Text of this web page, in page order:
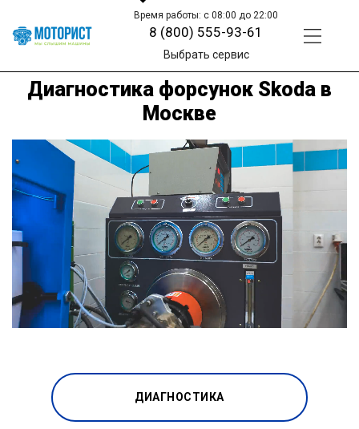
Время работы: с 08:00 до 22:00
8 (800) 555-93-61
Выбрать сервис
Диагностика форсунок Skoda в
Москве
ДИАГНОСТИКА